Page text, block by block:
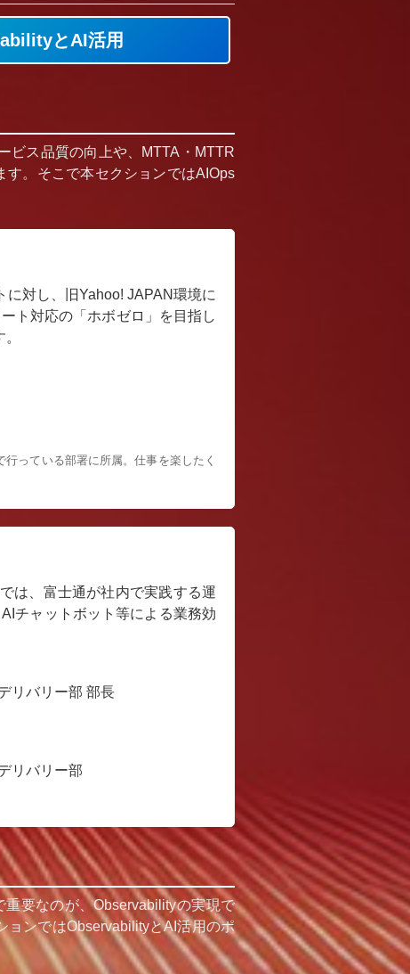
とAI活用
ビス品質の向上や、MTTA・MTTR
。そこで本セクションではAIOps
対し、旧Yahoo! JAPAN環境に
ト対応の「ホボゼロ」を目指し
っている部署に所属。仕事を楽したく
は、富士通が社内で実践する運
チャットボット等による業務効
リバリー部 部長
リバリー部
要なのが、Observabilityの実現で
ョンではObservabilityとAI活用のポ